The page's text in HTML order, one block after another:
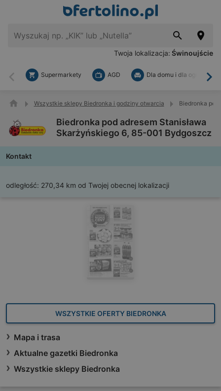
Twoja lokalizacja: Świnoujście
Wstecz
Supermarkety AGD Dla domu i dla ogrodu
Wszystkie sklepy Biedronka i godziny otwarcia Biedronka
Biedronka pod adresem Stanisława
Skarżyńskiego 6, 85-001 Bydgoszcz
Kontakt
odległość: 270,34 km od Twojej obecnej lokalizacji
WSZYSTKIE OFERTY BIEDRONKA
Mapa i trasa
Aktualne gazetki Biedronka
Wszystkie sklepy Biedronka